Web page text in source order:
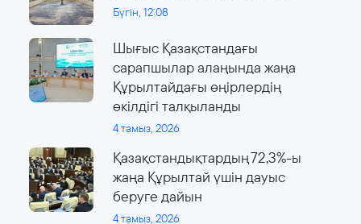
Бүгін, 12:08
Шығыс Қазақстандағы
сарапшылар алаңында жаңа
Құрылтайдағы өңірлердің
өкілдігі талқыланды
4 тамыз, 2026
Қазақстандықтардың 72,3%-ы
жаңа Құрылтай үшін дауыс
беруге дайын
4 тамыз, 2026